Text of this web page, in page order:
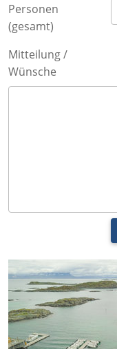
Personen
(gesamt)
Mitteilung /
Wünsche